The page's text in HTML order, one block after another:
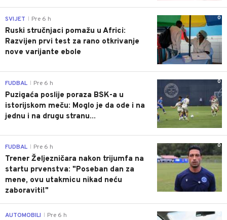
0
SVIJET Pre 6 h
Ruski stručnjaci pomažu u Africi:
Razvijen prvi test za rano otkrivanje
nove varijante ebole
0
FUDBAL Pre 6 h
Puzigaća poslije poraza BSK-a u
istorijskom meču: Moglo je da ode i na
jednu i na drugu stranu...
0
FUDBAL Pre 6 h
Trener Željezničara nakon trijumfa na
startu prvenstva: "Poseban dan za
mene, ovu utakmicu nikad neću
zaboraviti!"
AUTOMOBILI Pre 6 h